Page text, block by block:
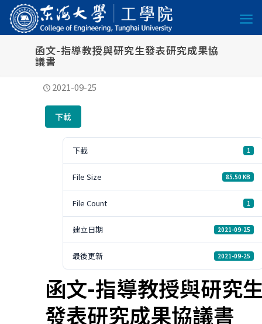
函文-指導教授與研究生發表研究成果協
議書
2021-09-25
下載
下載 1
File Size 85.50 KB
File Count 1
建立日期 2021-09-25
最後更新 2021-09-25
函文-指導教授與研究
發表研究成果協議書